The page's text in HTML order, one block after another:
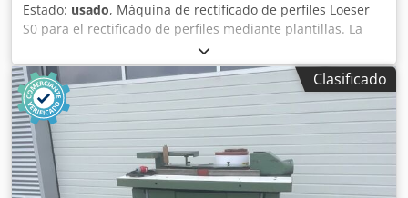
Estado: usado, Máquina de rectificado de perfiles Loeser
S0 para el rectificado de perfiles mediante plantillas. La
banda de lijado se pasa sobre el perfil, el rodillo o la
plantilla, y de este modo se transfiere la forma a la
madera, que se introduce manualmente en la máquina.
Dcodpszryxbjfx Ac Dek Datos técnicos: - Tamaño máximo
de la pieza de trabajo (largo x ancho x alto):
aproximadamente 500 x 300 x 100 mm - Potencia de los
motores: aproximadamente 2 kW cada uno
Clasificado